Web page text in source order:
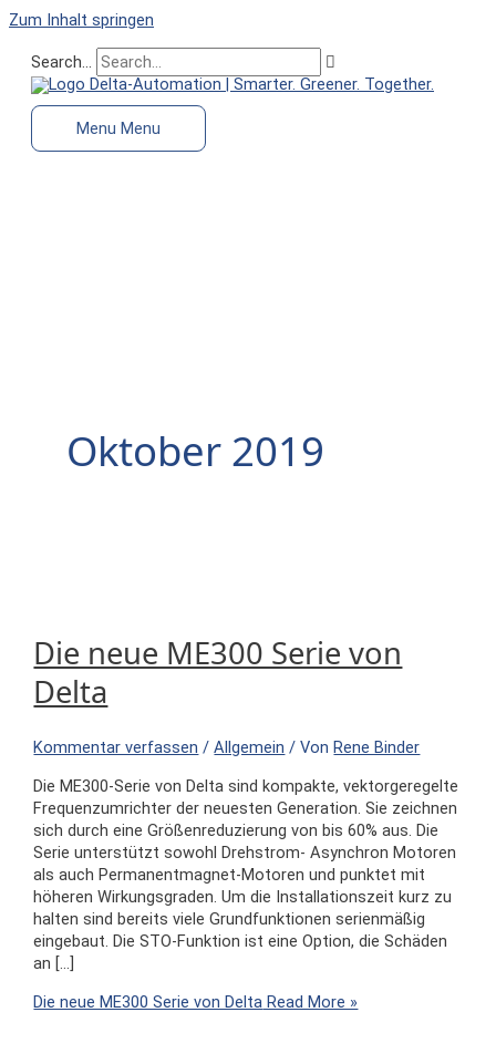
Zum Inhalt springen
Search...
Menu Menu
Oktober 2019
Die neue ME300 Serie von
Delta
Kommentar verfassen /Allgemein / VonRene Binder
Die ME300-Serie von Delta sind kompakte, vektorgeregelte
Frequenzumrichter der neuesten Generation. Sie zeichnen
sich durch eine Größenreduzierung von bis 60% aus. Die
Serie unterstützt sowohl Drehstrom- Asynchron Motoren
als auch Permanentmagnet-Motoren und punktet mit
höheren Wirkungsgraden. Um die Installationszeit kurz zu
halten sind bereits viele Grundfunktionen serienmäßig
eingebaut. Die STO-Funktion ist eine Option, die Schäden
an […]
Die neue ME300 Serie von Delta Read More »